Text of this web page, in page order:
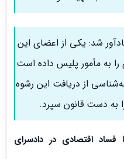
شد: یکی از اعضای این
را به مأمور پلیس داده است
از دریافت این رشوه
به دست قانون سپرد.
فساد اقتصادی در دادسرای